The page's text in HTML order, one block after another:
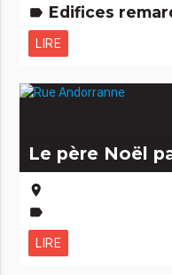
label Edifices
LIRE
Le père Noël
place
label
LIRE